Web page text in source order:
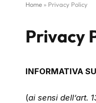
Home » Privacy Policy
Privacy
INFORMATIVA
(ai sensi dell’art.